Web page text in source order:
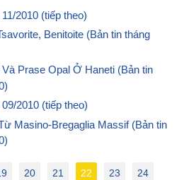
2010 (tiếp theo)
Benitoite (Bản tin tháng
Prase Opal Ở Haneti (Bản tin
2010 (tiếp theo)
Masino-Bregaglia Massif (Bản tin
20 21 22 23
24